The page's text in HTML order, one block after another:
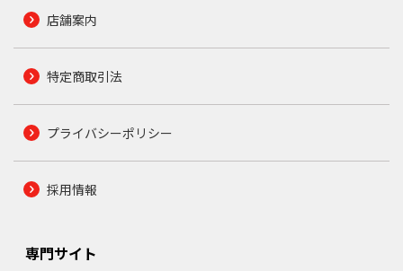
店舗案内
特定商取引法
プライバシーポリシー
採用情報
専門サイト